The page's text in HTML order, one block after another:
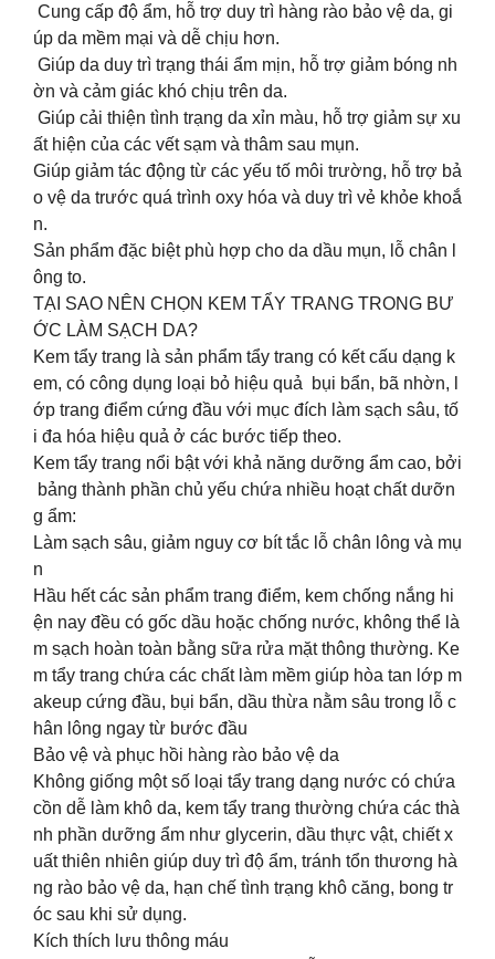
Cung cấp độ ẩm, hỗ trợ duy trì hàng rào bảo vệ da, gi
úp da mềm mại và dễ chịu hơn.
Giúp da duy trì trạng thái ẩm mịn, hỗ trợ giảm bóng nh
ờn và cảm giác khó chịu trên da.
Giúp cải thiện tình trạng da xỉn màu, hỗ trợ giảm sự xu
ất hiện của các vết sạm và thâm sau mụn.
Giúp giảm tác động từ các yếu tố môi trường, hỗ trợ bả
o vệ da trước quá trình oxy hóa và duy trì vẻ khỏe khoắ
n.
Sản phẩm đặc biệt phù hợp cho da dầu mụn, lỗ chân l
ông to.
TẠI SAO NÊN CHỌN KEM TẨY TRANG TRONG BƯ
ỚC LÀM SẠCH DA?
Kem tẩy trang là sản phẩm tẩy trang có kết cấu dạng k
em, có công dụng loại bỏ hiệu quả bụi bẩn, bã nhờn, l
ớp trang điểm cứng đầu với mục đích làm sạch sâu, tố
i đa hóa hiệu quả ở các bước tiếp theo.
Kem tẩy trang nổi bật với khả năng dưỡng ẩm cao, bởi
bảng thành phần chủ yếu chứa nhiều hoạt chất dưỡn
g ẩm:
Làm sạch sâu, giảm nguy cơ bít tắc lỗ chân lông và mụ
n
Hầu hết các sản phẩm trang điểm, kem chống nắng hi
ện nay đều có gốc dầu hoặc chống nước, không thể là
m sạch hoàn toàn bằng sữa rửa mặt thông thường. Ke
m tẩy trang chứa các chất làm mềm giúp hòa tan lớp m
akeup cứng đầu, bụi bẩn, dầu thừa nằm sâu trong lỗ c
hân lông ngay từ bước đầu
Bảo vệ và phục hồi hàng rào bảo vệ da
Không giống một số loại tẩy trang dạng nước có chứa
cồn dễ làm khô da, kem tẩy trang thường chứa các thà
nh phần dưỡng ẩm như glycerin, dầu thực vật, chiết x
uất thiên nhiên giúp duy trì độ ẩm, tránh tổn thương hà
ng rào bảo vệ da, hạn chế tình trạng khô căng, bong tr
óc sau khi sử dụng.
Kích thích lưu thông máu